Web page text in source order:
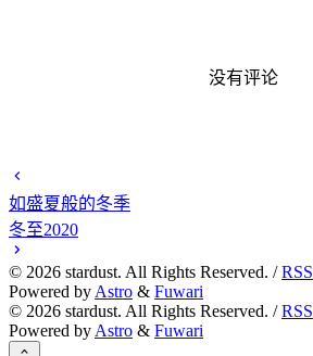
没有评论
如盛夏般的冬季
冬至2020
© 2026 stardust. All Rights Reserved. /RSS
Powered by Astro & Fuwari
© 2026 stardust. All Rights Reserved. /RSS
Powered by Astro & Fuwari